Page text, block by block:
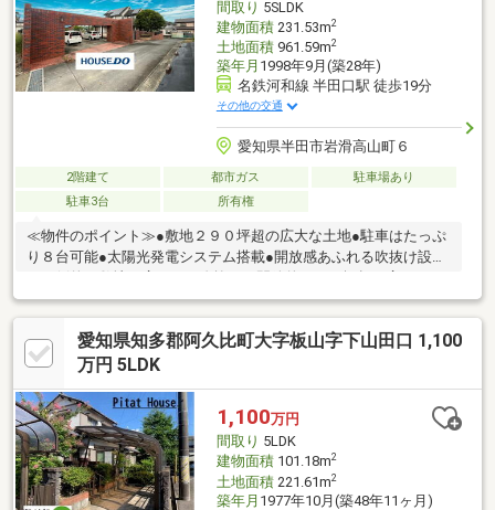
間取り 5SLDK
建物面積231.53m2
土地面積961.59m2
築年月 1998年9月(築28年)
名鉄河和線 半田口駅 徒歩19分
その他の交通
愛知県半田市岩滑高山町６
2階建て 都市ガス
駐車場あり
駐車3台
所有権
≪物件のポイント≫●敷地２９０坪超の広大な土地●駐車はたっぷ
り８台可能●太陽光発電システム搭載●開放感あふれる吹抜け設計
ＤＫです。 ≪周辺環境のポイント≫●岩滑小学校まで徒歩５分●ス
ーパーまで徒歩７分●陽当たり通風良好な角地 ＊小学校まで徒歩
５分で安心。スーパーも徒歩７分で生活しやすい環境です。
愛知県知多郡阿久比町大字板山字下山田口 1,100
万円 5LDK
1,100万円
間取り 5LDK
建物面積101.18m2
土地面積221.61m2
築年月 1977年10月(築48年11ヶ月)